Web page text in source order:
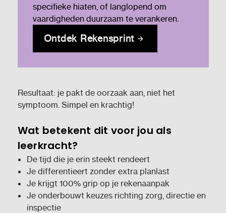
specifieke hiaten, of langlopend om
vaardigheden duurzaam te verankeren.
Ontdek Rekensprint
Resultaat: je pakt de oorzaak aan, niet het
symptoom. Simpel en krachtig!
Wat betekent dit voor jou als
leerkracht?
De tijd die je erin steekt rendeert
Je differentieert zonder extra planlast
Je krijgt 100% grip op je rekenaanpak
Je onderbouwt keuzes richting zorg, directie en
inspectie